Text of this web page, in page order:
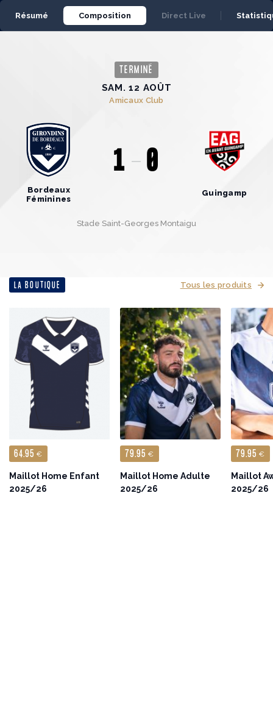
Résumé Composition Direct Live
TERMINÉ
SAM. 12 AOÛT
Amicaux Club
Bordeaux
Féminines
1 0
Guingamp
Stade Saint-Georges Montaigu
LA BOUTIQUE Tous les produits
64.95 €
Maillot Home Enfant
2025/26
79.95 €
Maillot Home Adulte
2025/26
79.95 €
Maillot
2025/26
Panneau de gestion des cookies